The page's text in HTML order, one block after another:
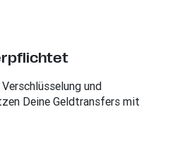
und
Deine Geldtransfers mit